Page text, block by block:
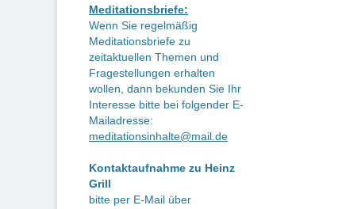
Meditationsbriefe:
Wenn Sie regelmäßig
Meditationsbriefe zu
zeitaktuellen Themen und
Fragestellungen erhalten
wollen, dann bekunden Sie Ihr
Interesse bitte bei folgender E-
Mailadresse:
meditationsinhalte@mail.de
Kontaktaufnahme zu Heinz
Grill
bitte per E-Mail über